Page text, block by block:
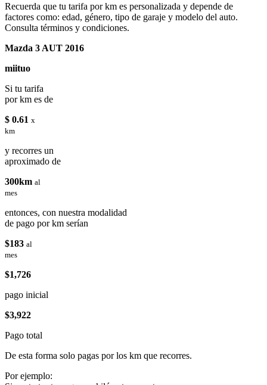
Recuerda que tu tarifa por km es personalizada y depende de
factores como: edad, género, tipo de garaje y modelo del auto.
Consulta términos y condiciones.
Mazda 3 AUT 2016
miituo
Si tu tarifa
por km es de
$ 0.61 x
km
y recorres un
aproximado de
300km al
mes
entonces, con nuestra modalidad
de pago por km serían
$183 al
mes
$1,726
pago inicial
$3,922
Pago total
De esta forma solo pagas por los km que recorres.
Por ejemplo: